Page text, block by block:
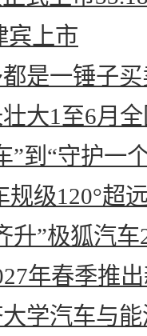
宾上市
是一锤子
大1至6月
”到“守护一
级120°超
升”极狐汽
年春季推
学汽车与